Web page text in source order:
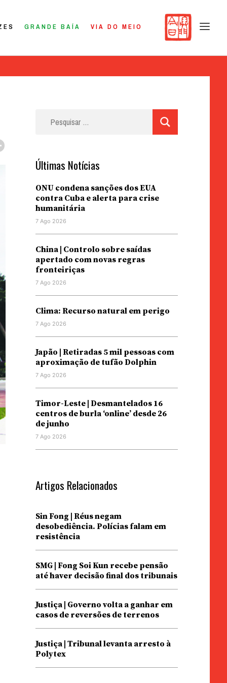
GRANDE BAÍA VIA DO MEIO
Últimas Notícias
ONU condena sanções dos EUA
contra Cuba e alerta para crise
humanitária
7 Ago 2026
China | Controlo sobre saídas
apertado com novas regras
fronteiriças
7 Ago 2026
Clima: Recurso natural em perigo
7 Ago 2026
Japão | Retiradas 5 mil pessoas com
aproximação de tufão Dolphin
7 Ago 2026
Timor-Leste | Desmantelados 16
centros de burla ‘online’ desde 26
de junho
7 Ago 2026
Artigos Relacionados
Sin Fong | Réus negam
desobediência. Polícias falam em
resistência
SMG | Fong Soi Kun recebe pensão
até haver decisão final dos tribunais
Justiça | Governo volta a ganhar em
casos de reversões de terrenos
Justiça | Tribunal levanta arresto à
Polytex